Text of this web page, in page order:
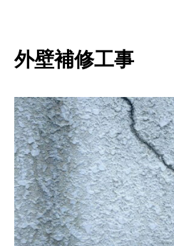
外壁補修工事